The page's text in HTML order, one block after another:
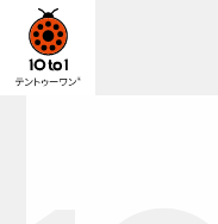
私たち